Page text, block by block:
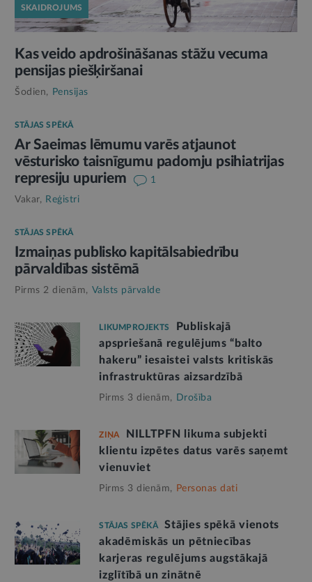
SKAIDROJUMS
Kas veido apdrošināšanas stāžu vecuma
pensijas piešķiršanai
Šodien, Pensijas
STĀJAS SPĒKĀ
Ar Saeimas lēmumu varēs atjaunot
vēsturisko taisnīgumu padomju psihiatrijas
represiju upuriem
1
Vakar, Reģistri
STĀJAS SPĒKĀ
Izmaiņas publisko kapitālsabiedrību
pārvaldības sistēmā
Pirms 2 dienām, Valsts pārvalde
LIKUMPROJEKTS
Publiskajā
apspriešanā regulējums “balto
hakeru” iesaistei valsts kritiskās
infrastruktūras aizsardzībā
Pirms 3 dienām, Drošība
ZIŅA
NILLTPFN likuma subjekti
klientu izpētes datus varēs saņemt
vienuviet
Pirms 3 dienām, Personas dati
STĀJAS SPĒKĀ
Stājies spēkā vienots
akadēmiskās un pētniecības
karjeras regulējums augstākajā
izglītībā un zinātnē